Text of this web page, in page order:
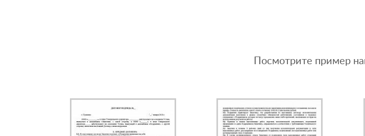
Посмотрите пример